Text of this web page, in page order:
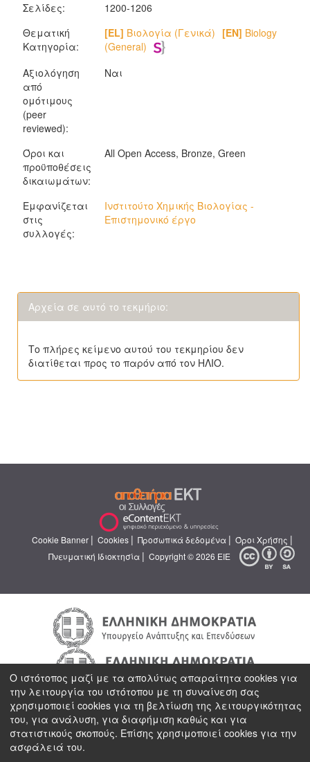
Σελίδες:
1200-1206
Θεματική
Κατηγορία:
[EL] Βιολογία (Γενικά) [EN] Biology
(General)
Αξιολόγηση
από
ομότιμους
(peer
reviewed):
Ναι
Όροι και
προϋποθέσεις
δικαιωμάτων:
All Open Access, Bronze, Green
Εμφανίζεται
στις
συλλογές:
Ινστιτούτο Χημικής Βιολογίας -
Επιστημονικό έργο
Αρχεία σε αυτό το τεκμήριο:
Το πλήρες κείμενο αυτού του τεκμηρίου δεν
διατίθεται προς το παρόν από τον ΗΛΙΟ.
Cookie Banner | Cookies | Προσωπικά δεδομένα | Όροι Χρήσης |
Πνευματική Ιδιοκτησία | Copyright © 2026 ΕΙΕ
Ο ιστότοπος μαζί με τα απολύτως απαραίτητα cookies για
την λειτουργία του ιστότοπου με τη συναίνεση σας
χρησιμοποιεί cookies για τη βελτίωση της λειτουργικότητας
του, για ανάλυση, για διαφήμιση καθώς και για
στατιστικούς σκοπούς. Επίσης χρησιμοποιεί cookies για την
ασφάλειά του.